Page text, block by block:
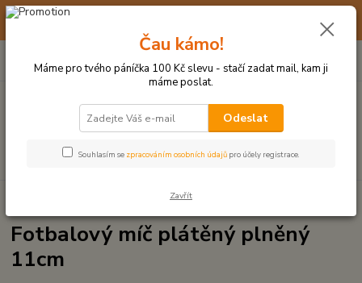
☀️ 10. - 14. SRPNA 2026 MÁME DOVOLENOU ☀️ OBJEDNÁVKY
Hledat
po–pá: 9–17 hod.
za0 Kč
Fotbalový míč plátěný plněný 11cm
Fotbalový míč plátěný plněný
11cm
Čau kámo!
Máme pro tvého páníčka 100 Kč slevu - stačí zadat mail, kam ji
máme poslat.
Odeslat
Souhlasím se zpracováním osobních údajů pro účely registrace.
Zavřít